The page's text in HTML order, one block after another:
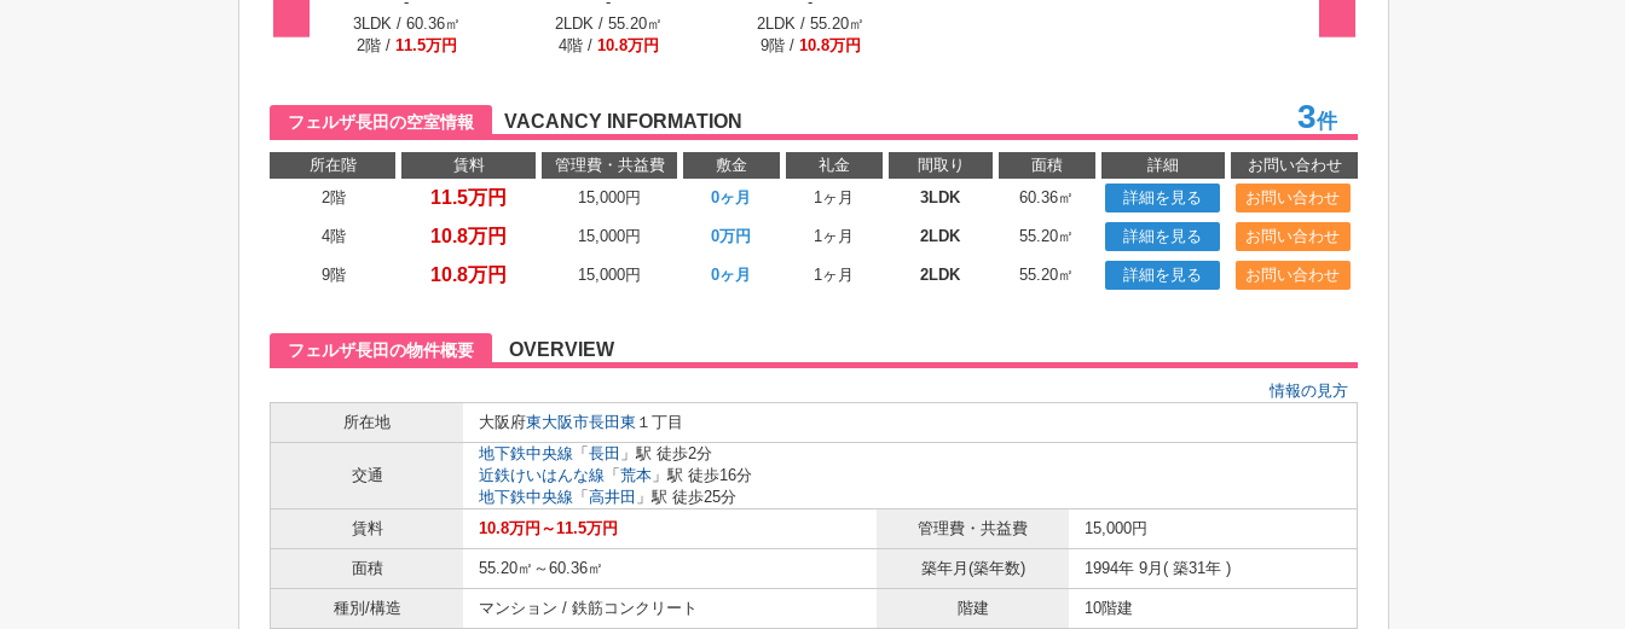
3LDK / 60.36㎡
2階 / 11.5万円
2LDK / 55.20㎡
4階 / 10.8万円
2LDK / 55.20㎡
9階 / 10.8万円
フェルザ長田の空室情報 VACANCY INFORMATION 3件
所在階 賃料 管理費・共益費 敷金 礼金 間取り 面積 詳細
お問い合わせ
2階
11.5万円 15,000円 0ヶ月 1ヶ月 3LDK 60.36㎡ 詳細を見る お問い合わせ
4階 10.8万円 15,000円 0万円 1ヶ月 2LDK 55.20㎡ 詳細を見る お問い合わせ
9階 10.8万円 15,000円 0ヶ月 1ヶ月 2LDK 55.20㎡ 詳細を見る お問い合わせ
フェルザ長田の物件概要 OVERVIEW
情報の見方
所在地
大阪府東大阪市長田東 １丁目
交通
地下鉄中央線 「 長田 」駅 徒歩2分
近鉄けいはんな線 「 荒本 」駅 徒歩16分
地下鉄中央線 「 高井田 」駅 徒歩25分
賃料
10.8万円～11.5万円 管理費・共益費 15,000円
面積 55.20㎡～60.36㎡ 築年月(築年数) 1994年 9月( 築31年 )
種別/構造 マンション / 鉄筋コンクリート 階建 10階建